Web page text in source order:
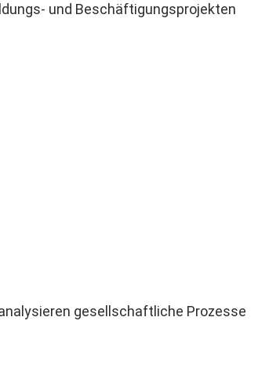
und Beschäftigungsprojekten
gesellschaftliche Prozesse